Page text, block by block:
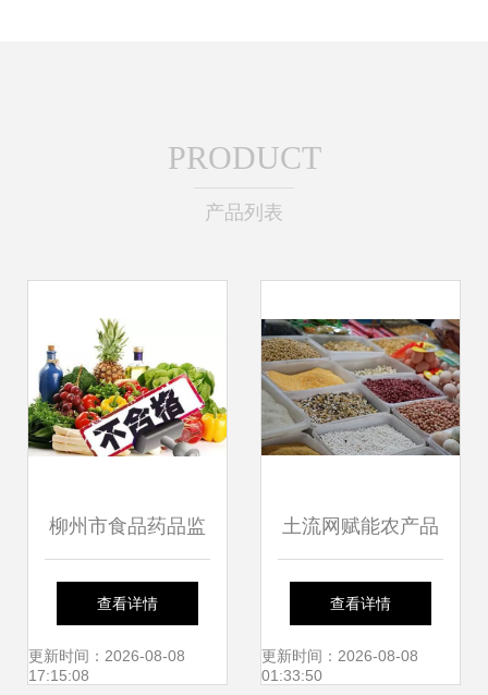
PRODUCT
产品列表
柳州市食品药品监
管局公布畜禽产品
专项抽检结果 178
查看详情
更新时间：2026-08-08
17:15:08
土流网赋能农产品
品牌建设 从土地到
品牌的生态闭环
查看详情
更新时间：2026-08-08
01:33:50